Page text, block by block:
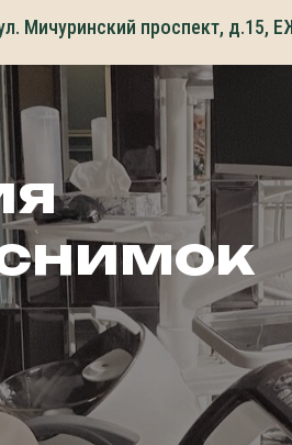
Мичуринский проспект, д.15,